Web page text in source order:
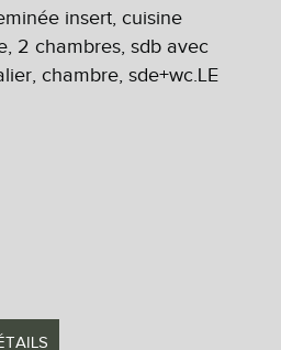
insert, cuisine
2 chambres, sdb avec
chambre, sde+wc.LE